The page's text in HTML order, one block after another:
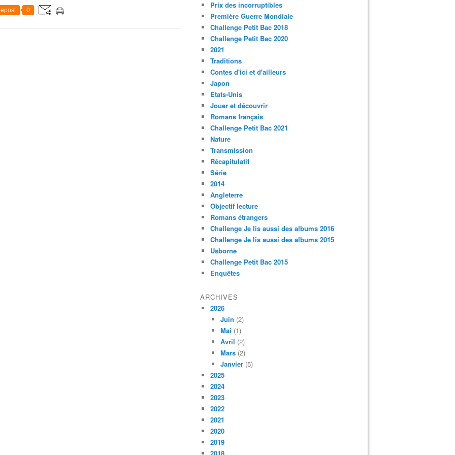
0
Prix des incorruptibles
Première Guerre Mondiale
Challenge Petit Bac 2018
Challenge Petit Bac 2020
2021
Traditions
Contes d'ici et d'ailleurs
Japon
Etats-Unis
Jouer et découvrir
Romans français
Challenge Petit Bac 2021
Nature
Transmission
Récapitulatif
Série
2014
Angleterre
Objectif lecture
Romans étrangers
Challenge Je lis aussi des albums 2016
Challenge Je lis aussi des albums 2015
Usborne
Challenge Petit Bac 2015
Enquêtes
ARCHIVES
2026
Juin (2)
Mai (1)
Avril (2)
Mars (2)
Janvier (5)
2025
2024
2023
2022
2021
2020
2019